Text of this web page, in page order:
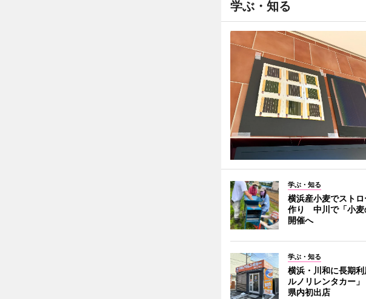
学ぶ・知る
学ぶ・知る
横浜産小麦でスト
作り 中川で「小麦
開催へ
学ぶ・知る
横浜・川和に長期
ルノリレンタカー
県内初出店